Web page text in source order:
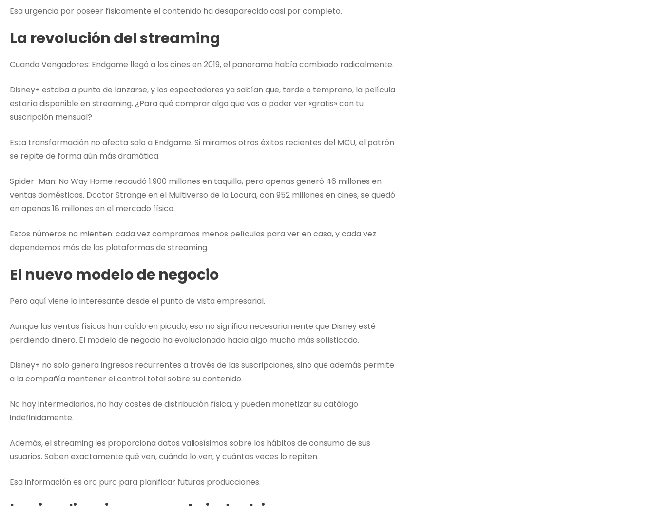
Esa urgencia por poseer físicamente el contenido ha desaparecido casi por completo.
La revolución del streaming
Cuando Vengadores: Endgame llegó a los cines en 2019, el panorama había cambiado radicalmente.
Disney+ estaba a punto de lanzarse, y los espectadores ya sabían que, tarde o temprano, la película
estaría disponible en streaming. ¿Para qué comprar algo que vas a poder ver «gratis» con tu
suscripción mensual?
Esta transformación no afecta solo a Endgame. Si miramos otros éxitos recientes del MCU, el patrón
se repite de forma aún más dramática.
Spider-Man: No Way Home recaudó 1.900 millones en taquilla, pero apenas generó 46 millones en
ventas domésticas. Doctor Strange en el Multiverso de la Locura, con 952 millones en cines, se quedó
en apenas 18 millones en el mercado físico.
Estos números no mienten: cada vez compramos menos películas para ver en casa, y cada vez
dependemos más de las plataformas de streaming.
El nuevo modelo de negocio
Pero aquí viene lo interesante desde el punto de vista empresarial.
Aunque las ventas físicas han caído en picado, eso no significa necesariamente que Disney esté
perdiendo dinero. El modelo de negocio ha evolucionado hacia algo mucho más sofisticado.
Disney+ no solo genera ingresos recurrentes a través de las suscripciones, sino que además permite
a la compañía mantener el control total sobre su contenido.
No hay intermediarios, no hay costes de distribución física, y pueden monetizar su catálogo
indefinidamente.
Además, el streaming les proporciona datos valiosísimos sobre los hábitos de consumo de sus
usuarios. Saben exactamente qué ven, cuándo lo ven, y cuántas veces lo repiten.
Esa información es oro puro para planificar futuras producciones.